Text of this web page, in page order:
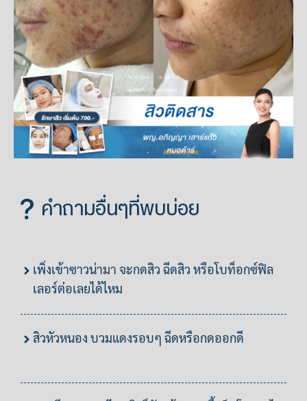
คำถามอื่นๆที่พบบ่อย
เพิ่งเข้าซาวน่ามา จะกดสิว ฉีดสิว หรือโบท็อกซ์ฟิล
เลอร์ต่อเลยได้ไหม
สิวหัวหนอง บวมแดงรอบๆ ฉีดหรือกดออกดี